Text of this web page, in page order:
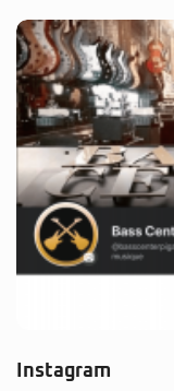
Instagram